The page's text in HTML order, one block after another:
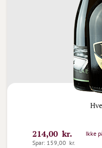
214,00 kr.
Spar: 159,00 kr.
Ikke